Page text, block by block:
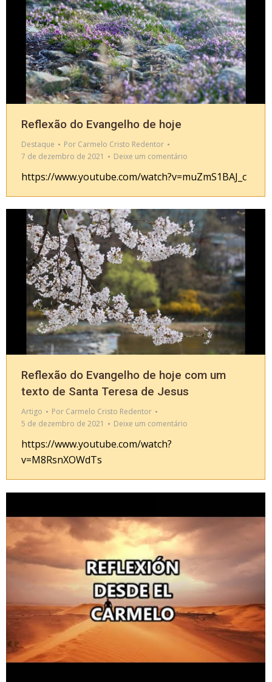
Reflexão do Evangelho de hoje
Destaque Por Carmelo Cristo Redentor
7 de dezembro de 2021
Deixe um comentário
https://www.youtube.com/watch?v=muZmS1BAJ_c
Reflexão do Evangelho de hoje com um
texto de Santa Teresa de Jesus
Artigo Por Carmelo Cristo Redentor
5 de dezembro de 2021
Deixe um comentário
https://www.youtube.com/watch?
v=M8RsnXOWdTs